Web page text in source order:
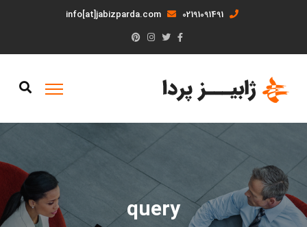
02191091491
info[at]jabizparda.com
query